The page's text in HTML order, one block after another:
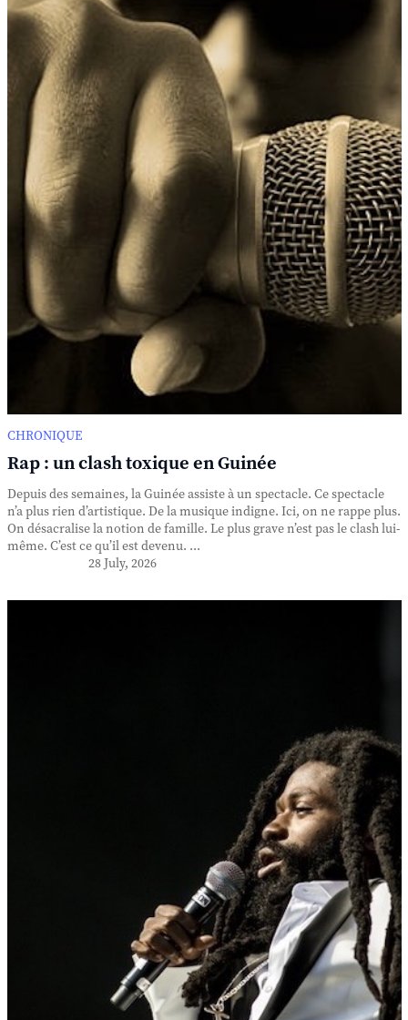
CHRONIQUE
Rap : un clash toxique en Guinée
Depuis des semaines, la Guinée assiste à un spectacle. Ce spectacle
n’a plus rien d’artistique. De la musique indigne. Ici, on ne rappe plus.
On désacralise la notion de famille. Le plus grave n’est pas le clash lui-
même. C’est ce qu’il est devenu. ...
28 July, 2026